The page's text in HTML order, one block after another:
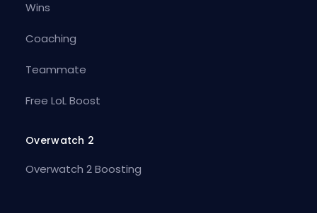
Wins
Coaching
Teammate
Free LoL Boost
Overwatch 2
Overwatch 2 Boosting